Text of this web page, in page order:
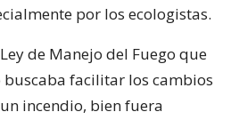
por los ecologistas.
de Manejo del Fuego que
facilitar los cambios
incendio, bien fuera